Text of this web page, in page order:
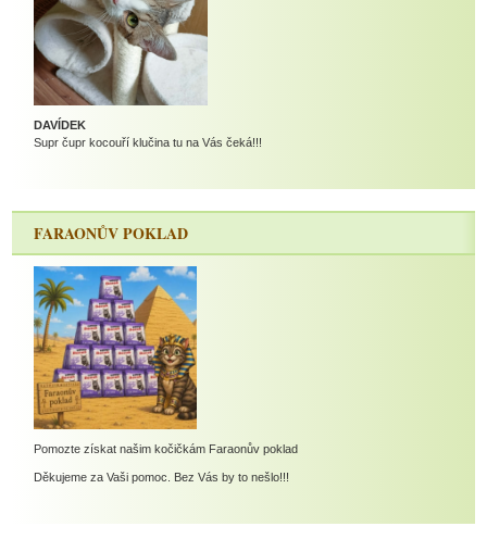
DAVÍDEK
Supr čupr kocouří klučina tu na Vás čeká!!!
FARAONŮV POKLAD
Pomozte získat našim kočičkám Faraonův poklad
Děkujeme za Vaši pomoc. Bez Vás by to nešlo!!!